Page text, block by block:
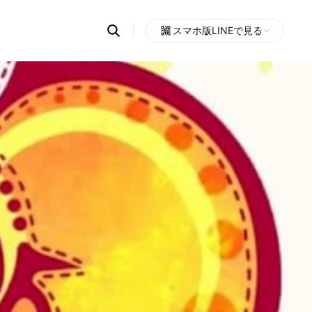
Search
OpenChats
messages
search
area
スマホ版LINEで見る